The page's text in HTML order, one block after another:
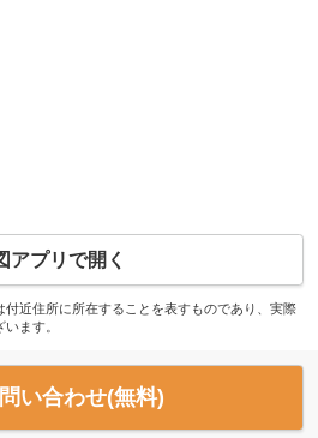
アプリで開く
近住所に所在することを表すものであり、実際
ます。
い合わせ(無料)